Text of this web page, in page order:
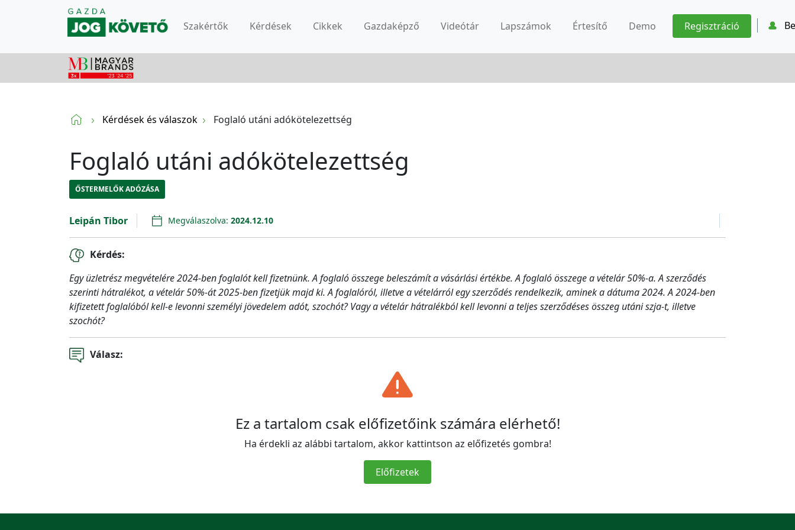
Szakértők Kérdések Cikkek Gazdaképző Videótár Lapszámok Értesítő Demo Regisztráció
Kérdések és válaszok Foglaló utáni adókötelezettség
Foglaló utáni adókötelezettség
ŐSTERMELŐK ADÓZÁSA
Leipán Tibor Megválaszolva: 2024.12.10
Kérdés:
Egy üzletrész megvételére 2024-ben foglalót kell fizetnünk. A foglaló összege beleszámít a vásárlási értékbe. A foglaló összege a vételár 50%-a. A szerződés
szerinti hátralékot, a vételár 50%-át 2025-ben fizetjük majd ki. A foglalóról, illetve a vételárról egy szerződés rendelkezik, aminek a dátuma 2024. A 2024-ben
kifizetett foglalóból kell-e levonni személyi jövedelem adót, szochót? Vagy a vételár hátralékból kell levonni a teljes szerződéses összeg utáni szja-t, illetve
szochót?
Válasz:
Ez a tartalom csak előfizetőink számára elérhető!
Ha érdekli az alábbi tartalom, akkor kattintson az előfizetés gombra!
Előfizetek